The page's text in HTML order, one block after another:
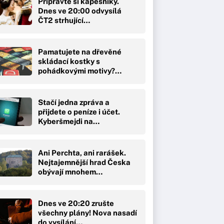
Dnes ve 20:00 odvysílá
ČT2 strhující…
Pamatujete na dřevěné
skládací kostky s
pohádkovými motivy?…
Stačí jedna zpráva a
přijdete o peníze i účet.
Kyberšmejdi na…
Ani Perchta, ani rarášek.
Nejtajemnější hrad Česka
obývají mnohem…
Dnes ve 20:20 zrušte
všechny plány! Nova nasadí
do vysílání…